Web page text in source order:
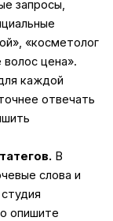
запросы,
«косметолог
цена».
каждой
отвечать
В
слова и
опишите